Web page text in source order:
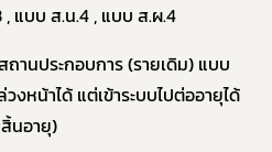
, แบบ ส.น.4 , แบบ ส.ผ.4
านประกอบการ (รายเดิม) แบบ
งหน้าได้ แต่เข้าระบบไปต่ออายุได้
นอายุ)